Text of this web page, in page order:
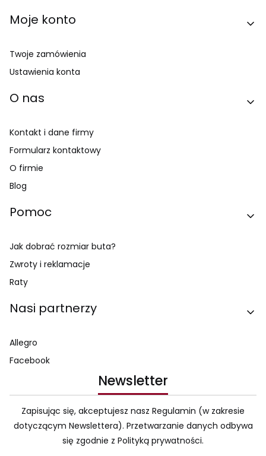
Moje konto
Twoje zamówienia
Ustawienia konta
O nas
Kontakt i dane firmy
Formularz kontaktowy
O firmie
Blog
Pomoc
Jak dobrać rozmiar buta?
Zwroty i reklamacje
Raty
Nasi partnerzy
Allegro
Facebook
Newsletter
Zapisując się, akceptujesz nasz Regulamin (w zakresie
dotyczącym Newslettera). Przetwarzanie danych odbywa
się zgodnie z Polityką prywatności.